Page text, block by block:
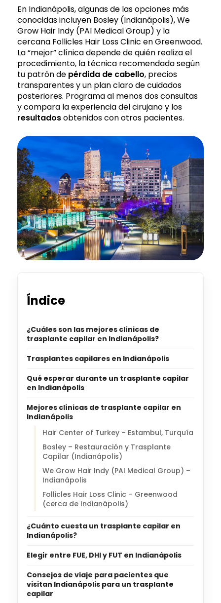
En Indianápolis, algunas de las opciones más
conocidas incluyen Bosley (Indianápolis), We
Grow Hair Indy (PAI Medical Group) y la
cercana Follicles Hair Loss Clinic en Greenwood.
La “mejor” clínica depende de quién realiza el
procedimiento, la técnica recomendada según
tu patrón de pérdida de cabello, precios
transparentes y un plan claro de cuidados
posteriores. Programa al menos dos consultas
y compara la experiencia del cirujano y los
resultadosobtenidos con otros pacientes.
Índice
¿Cuáles son las mejores clínicas de
trasplante capilar en Indianápolis?
Trasplantes capilares en Indianápolis
Qué esperar durante un trasplante capilar
en Indianápolis
Mejores clínicas de trasplante capilar en
Indianápolis
Hair Center of Turkey – Estambul, Turquía
Bosley – Restauración y Trasplante
Capilar (Indianápolis)
We Grow Hair Indy (PAI Medical Group) –
Indianápolis
Follicles Hair Loss Clinic – Greenwood
(cerca de Indianápolis)
¿Cuánto cuesta un trasplante capilar en
Indianápolis?
Elegir entre FUE, DHI y FUT en Indianápolis
Consejos de viaje para pacientes que
visitan Indianápolis para un trasplante
capilar